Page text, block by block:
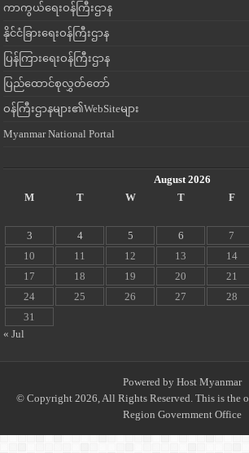
ကာကွယ်ရေးဝန်ကြီးဌာန
နိုင်ငံခြားရေးဝန်ကြီးဌာန
ပြန်ကြားရေးဝန်ကြီးဌာန
ပြည်ထောင်စုလွှတ်တော်
ဝန်ကြီးဌာနများ၏WebSiteများ
Myanmar National Portal
August 2026
M
T W T F
3
4 5 6 7
10
11 12 13 14
17
18 19 20 21
24
25 26 27 28
31
« Jul
Powered by Host Myanmar
© Copyright 2026, All Rights Reserved. This is the
Region Government Office